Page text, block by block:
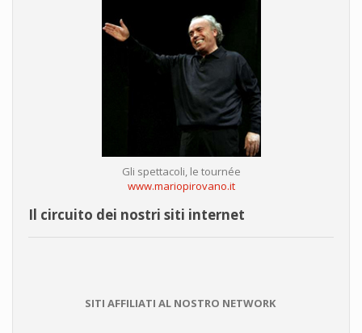
Gli spettacoli, le tournée
www.mariopirovano.it
Il circuito dei nostri siti internet
SITI AFFILIATI AL NOSTRO NETWORK